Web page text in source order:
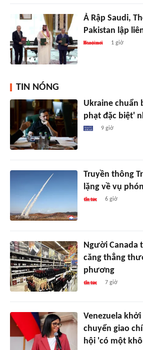
Ả Rập Saudi,
Pakistan lập
1 giờ
TIN NÓNG
Ukraine chuẩn
phạt đặc biệt'
9 giờ
Truyền thông
lặng về vụ
6 giờ
Người Canada
căng thẳng
phương
7 giờ
Venezuela
chuyển giao
hội 'có một